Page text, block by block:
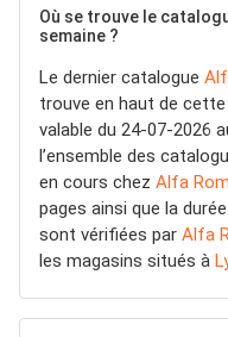
Où se trouve le
semaine ?
Le dernier catalogue
trouve en haut de cette
valable du 24-07-2026
l’ensemble des
en cours chez Alfa
pages ainsi que la
sont vérifiées par Alfa
les magasins situés à